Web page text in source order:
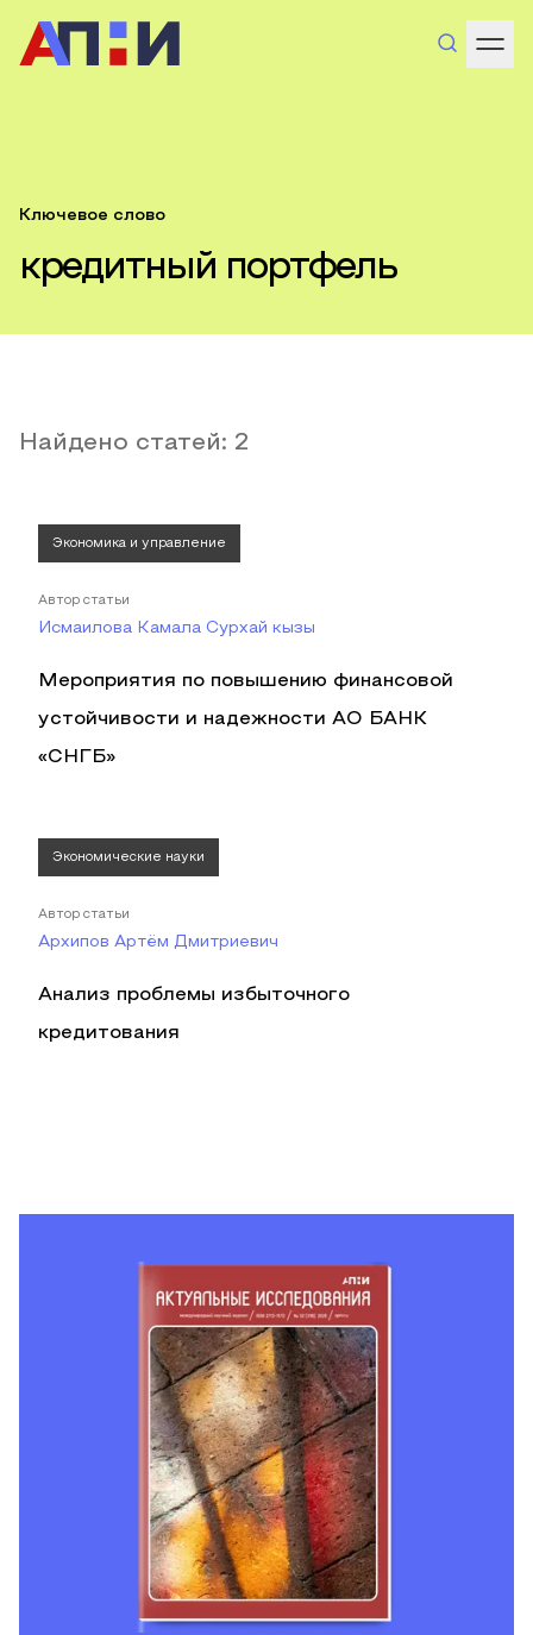
Ключевое слово
кредитный портфель
Найдено статей: 2
Экономика и управление
Автор статьи
Исмаилова Камала Сурхай кызы
Мероприятия по повышению финансовой
устойчивости и надежности АО БАНК
«СНГБ»
Экономические науки
Автор статьи
Архипов Артём Дмитриевич
Анализ проблемы избыточного
кредитования